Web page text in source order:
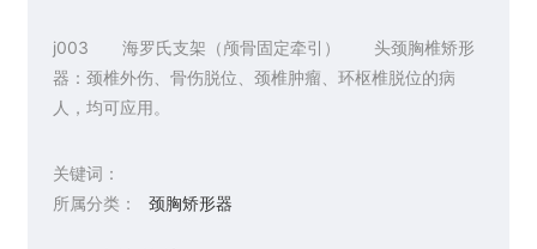
j003 海罗氏支架（颅骨固定牵引） 头颈胸椎矫形
器：颈椎外伤、骨伤脱位、颈椎肿瘤、环枢椎脱位的病
人，均可应用。
关键词：
所属分类：
颈胸矫形器